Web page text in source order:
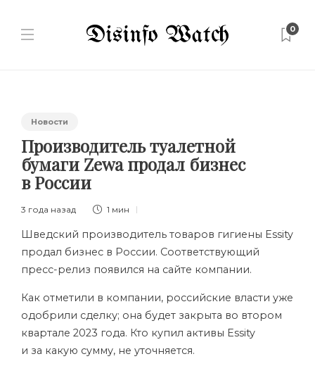
0
Новости
Производитель туалетной
бумаги Zewa продал бизнес
в России
3 года назад 1 мин
Шведский производитель товаров гигиены Essity
продал бизнес в России. Соответствующий
пресс-релиз появился на сайте компании.
Как отметили в компании, российские власти уже
одобрили сделку; она будет закрыта во втором
квартале 2023 года. Кто купил активы Essity
и за какую сумму, не уточняется.